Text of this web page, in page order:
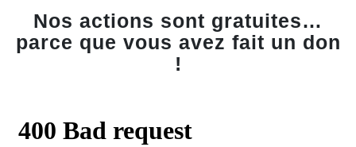
Nos actions sont gratuites…
parce que vous avez fait un don
!